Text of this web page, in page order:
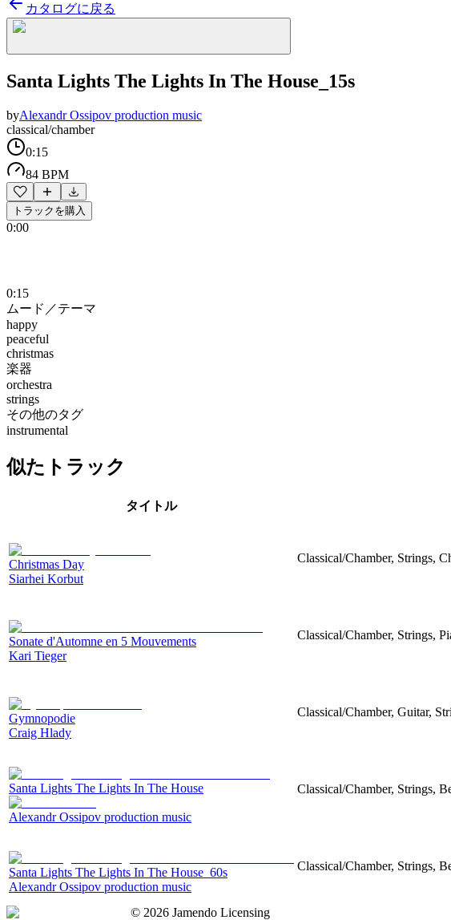
カタログに戻る
Santa Lights The Lights In The House_15s
byAlexandr Ossipov production music
classical/chamber
0:15
84 BPM
トラックを購入
0:00
0:15
ムード／テーマ
happy
peaceful
christmas
楽器
orchestra
strings
その他のタグ
instrumental
似たトラック
タイトル
Christmas Day
Siarhei Korbut
Classical/Chamber, Strings,
Sonate d'Automne en 5 Mouvements
Kari Tieger
Classical/Chamber, Strings,
Gymnopodie
Craig Hlady
Classical/Chamber, Guitar,
Santa Lights The Lights In The House
Alexandr Ossipov production music
Classical/Chamber, Strings,
Santa Lights The Lights In The House_60s
Alexandr Ossipov production music
Classical/Chamber, Strings,
© 2026 Jamendo Licensing